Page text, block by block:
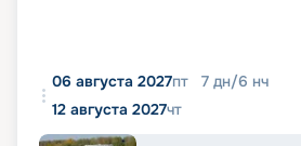
06 августа 2027пт 7 дн/6 нч
12 августа 2027чт